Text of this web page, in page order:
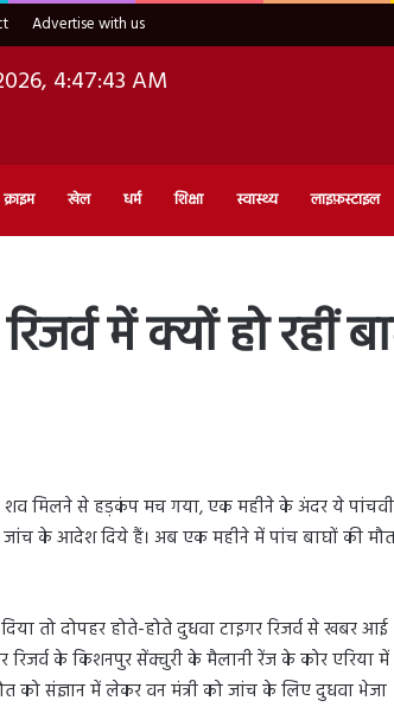
Advertise with us
4:47:44 AM
क्राइम खेल धर्म शिक्षा स्वास्थ्य लाइफ़स्टाइल
में क्यों हो रहीं
मिलने से हड़कंप मच गया, एक महीने के अंदर ये पांचवी
जांच के आदेश दिये हैं। अब एक महीने में पांच बाघों की मौत
तो दोपहर होते-होते दुधवा टाइगर रिजर्व से खबर आई
के किशनपुर सेंक्चुरी के मैलानी रेंज के कोर एरिया में
संज्ञान में लेकर वन मंत्री को जांच के लिए दुधवा भेजा